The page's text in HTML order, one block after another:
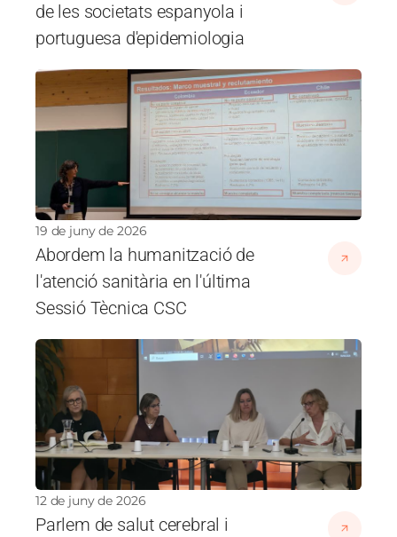
de les societats espanyola i
portuguesa d'epidemiologia
Imatge
19 de juny de 2026
Abordem la humanització de
l'atenció sanitària en l'última
Sessió Tècnica CSC
Imatge
12 de juny de 2026
Parlem de salut cerebral i